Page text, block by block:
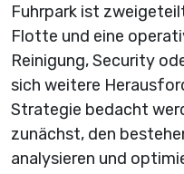
Fuhrpark ist
Flotte und eine
Reinigung, Security
sich weitere
Strategie bedacht
zunächst, den
analysieren und